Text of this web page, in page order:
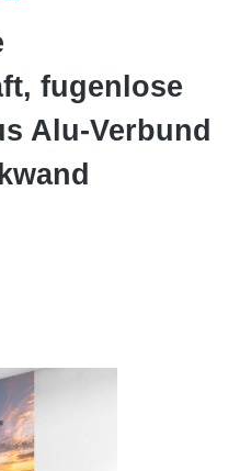
fugenlose
Alu-Verbund